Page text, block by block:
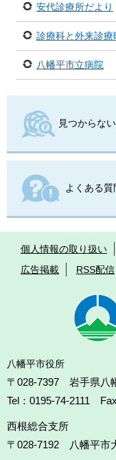
安代診療所だより
診療科と外来診療
八幡平市立病院
見つからな
よくある質
個人情報の取り扱い
広告掲載
RSS配信
八幡平市役所
〒028-7397 岩手県八
Tel：0195-74-2111
西根総合支所
〒028-7192
八幡平市